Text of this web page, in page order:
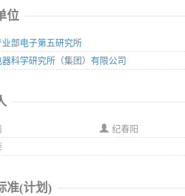
位
业部电子第五研究所
器科学研究所（集团）有限公司
纪春阳
准(计划)